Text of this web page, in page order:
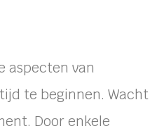
aspecten van
te beginnen. Wacht
Door enkele